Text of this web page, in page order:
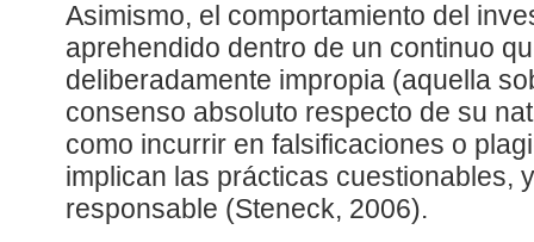
Asimismo, el comportamiento del
aprehendido dentro de un continuo
deliberadamente impropia (aquella
consenso absoluto respecto de su
como incurrir en falsificaciones o
implican las prácticas cuestionables,
responsable (Steneck, 2006).